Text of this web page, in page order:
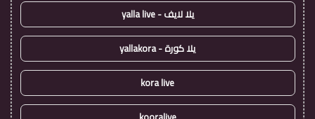
يلا لايف - yalla live
يلا كورة - yallakora
kora live